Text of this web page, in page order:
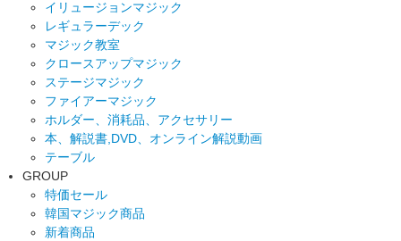
イリュージョンマジック
レギュラーデック
マジック教室
クロースアップマジック
ステージマジック
ファイアーマジック
ホルダー、消耗品、アクセサリー
本、解説書,DVD、オンライン解説動画
テーブル
GROUP
特価セール
韓国マジック商品
新着商品